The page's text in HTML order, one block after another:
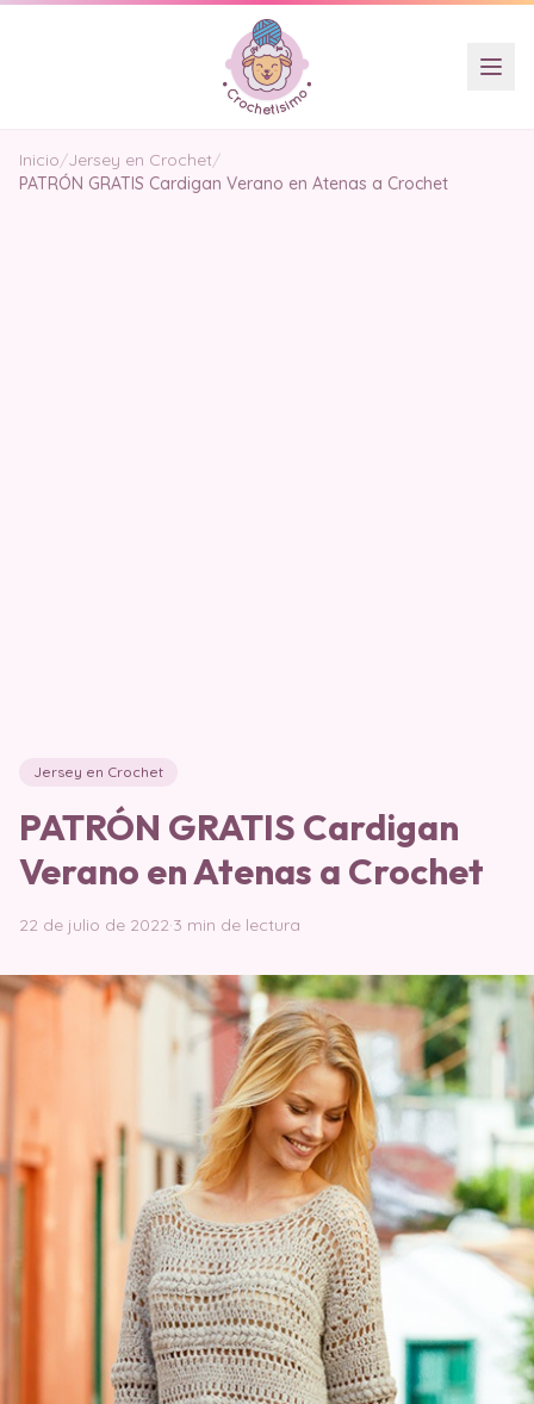
Inicio/Jersey en Crochet/
PATRÓN GRATIS Cardigan Verano en Atenas a Crochet
Jersey en Crochet
PATRÓN GRATIS Cardigan
Verano en Atenas a Crochet
22 de julio de 2022·3 min de lectura